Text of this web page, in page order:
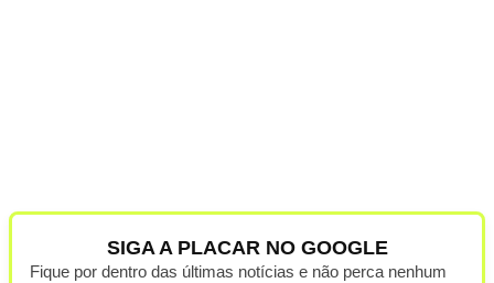
SIGA A PLACAR NO GOOGLE
Fique por dentro das últimas notícias e não perca nenhum